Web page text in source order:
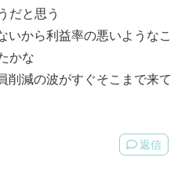
だと思う
いから利益率の悪いようなこ
かな
削減の波がすぐそこまで来て
返信